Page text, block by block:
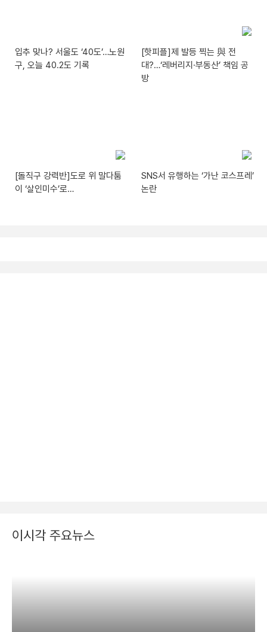
입추 맞나? 서울도 ‘40도’…노원
구, 오늘 40.2도 기록
[핫피플]제 발등 찍는 與 전
대?…‘레버리지·부동산’ 책임 공
방
[돌직구 강력반]도로 위 말다툼
이 ‘살인미수’로…
SNS서 유행하는 ‘가난 코스프레’
논란
이시각 주요뉴스